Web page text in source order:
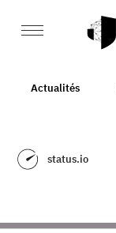
Actualités
status.io